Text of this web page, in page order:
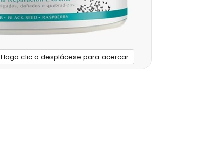
Haga clic o desplácese para acercar